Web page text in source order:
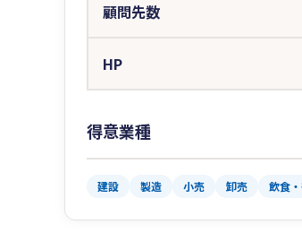
顧問先数
HP
得意業種
建設 製造 小売 卸売 飲食